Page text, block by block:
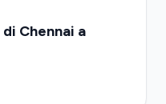
Chennai a